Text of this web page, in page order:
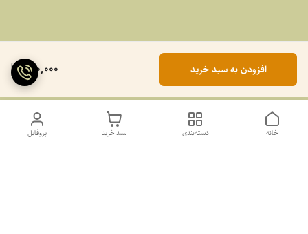
990,000 افزودن به سبد خرید
پروفایل سبد خرید دسته‌بندی خانه